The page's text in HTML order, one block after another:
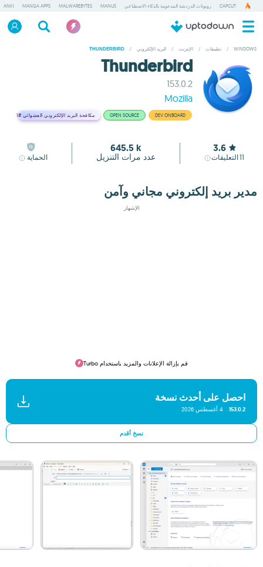
CAPCUT روبوتات الدردشة المدعومة بالذكاء الاصطناعي MANUS
MALWAREBYTES
MANGA APPS
ANKI
WINDOWS
/ تطبيقات / الإنترنت / البريد الإلكتروني /
THUNDERBIRD
Thunderbird
153.0.2
Mozilla
DEV ONBOARD
OPEN SOURCE مكافحة البريد الإلكتروني العشوائي #1
3.6
11التعليقات
645.5 k
عدد مرات التنزيل الحماية
مدير بريد إلكتروني مجاني وآمن
الإشهار
قم بإزالة الإعلانات والمزيد باستخدام Turbo
احصل على أحدث نسخة
153.0.2 4 أغسطس 2026
نسخ أقدم